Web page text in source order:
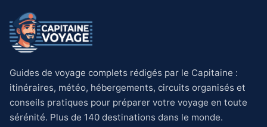
Guides de voyage complets rédigés par le Capitaine :
itinéraires, météo, hébergements, circuits organisés et
conseils pratiques pour préparer votre voyage en toute
sérénité. Plus de 140 destinations dans le monde.